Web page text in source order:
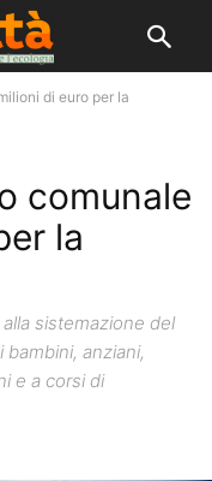
di euro per la
comunale
la
sistemazione del
anziani,
e a corsi di